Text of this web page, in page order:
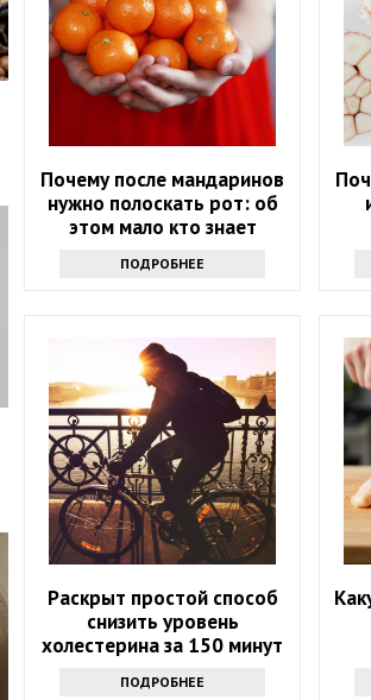
Почему после мандаринов
нужно полоскать рот: об
этом мало кто знает
ПОДРОБНЕЕ
Раскрыт простой способ
снизить уровень
холестерина за 150 минут
ПОДРОБНЕЕ